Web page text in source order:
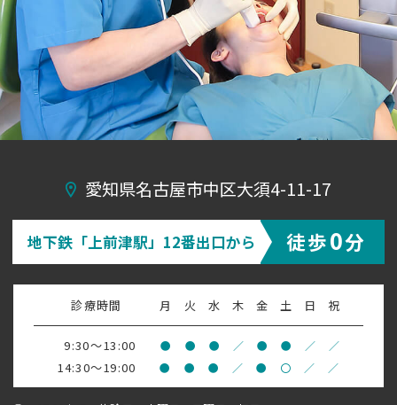
愛知県名古屋市中区大須4-11-17
地下鉄「上前津駅」12番出口から 徒歩0分
診療時間 月 火 水 木 金 土 日 祝
9:30～13:00 ● ● ● ／ ● ● ／ ／
14:30～19:00 ● ● ● ／ ● 〇 ／ ／